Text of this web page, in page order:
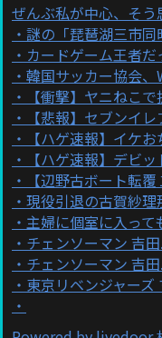
ぜんぶ私が中心、そ
謎の「琵琶湖三市
カードゲーム王者
韓国サッカー協会
【衝撃】ヤニねこ
【悲報】セブンイ
【ハゲ速報】イケ
【ハゲ速報】デビ
【辺野古ボート転
現役引退の古賀紗
主婦に個室に入って
チェンソーマン 吉
チェンソーマン 吉
東京リベンジャー